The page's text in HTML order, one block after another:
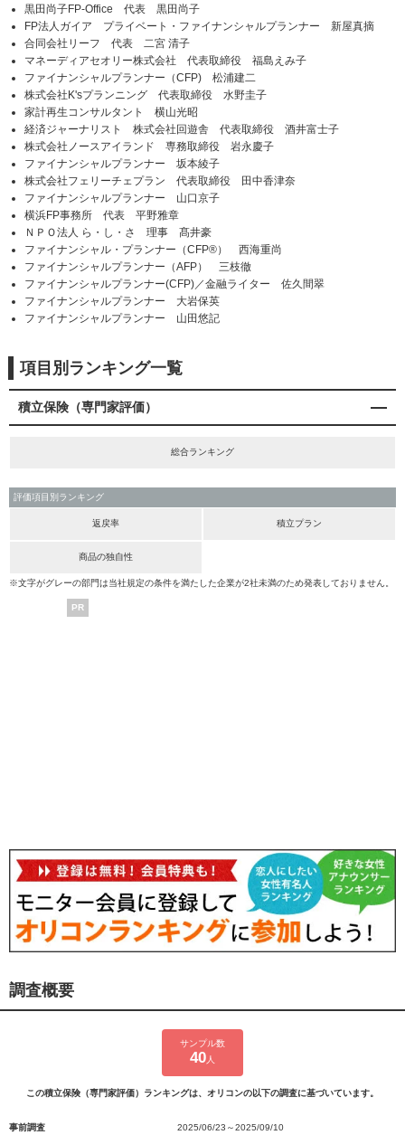
黒田尚子FP-Office 代表 黒田尚子
FP法人ガイア プライベート・ファイナンシャルプランナー 新屋真摘
合同会社リーフ 代表 二宮 清子
マネーディアセオリー株式会社 代表取締役 福島えみ子
ファイナンシャルプランナー（CFP) 松浦建二
株式会社K'sプランニング 代表取締役 水野圭子
家計再生コンサルタント 横山光昭
経済ジャーナリスト 株式会社回遊舎 代表取締役 酒井富士子
株式会社ノースアイランド 専務取締役 岩永慶子
ファイナンシャルプランナー 坂本綾子
株式会社フェリーチェプラン 代表取締役 田中香津奈
ファイナンシャルプランナー 山口京子
横浜FP事務所 代表 平野雅章
ＮＰＯ法人 ら・し・さ 理事 髙井豪
ファイナンシャル・プランナー（CFP®） 西海重尚
ファイナンシャルプランナー（AFP） 三枝徹
ファイナンシャルプランナー(CFP)／金融ライター 佐久間翠
ファイナンシャルプランナー 大岩保英
ファイナンシャルプランナー 山田悠記
項目別ランキング一覧
積立保険（専門家評価）
総合ランキング
評価項目別ランキング
返戻率 積立プラン
商品の独自性
※文字がグレーの部門は当社規定の条件を満たした企業が2社未満のため発表しておりません。
PR
調査概要
サンプル数
40人
この積立保険（専門家評価）ランキングは、オリコンの以下の調査に基づいています。
事前調査
2025/06/23～2025/09/10